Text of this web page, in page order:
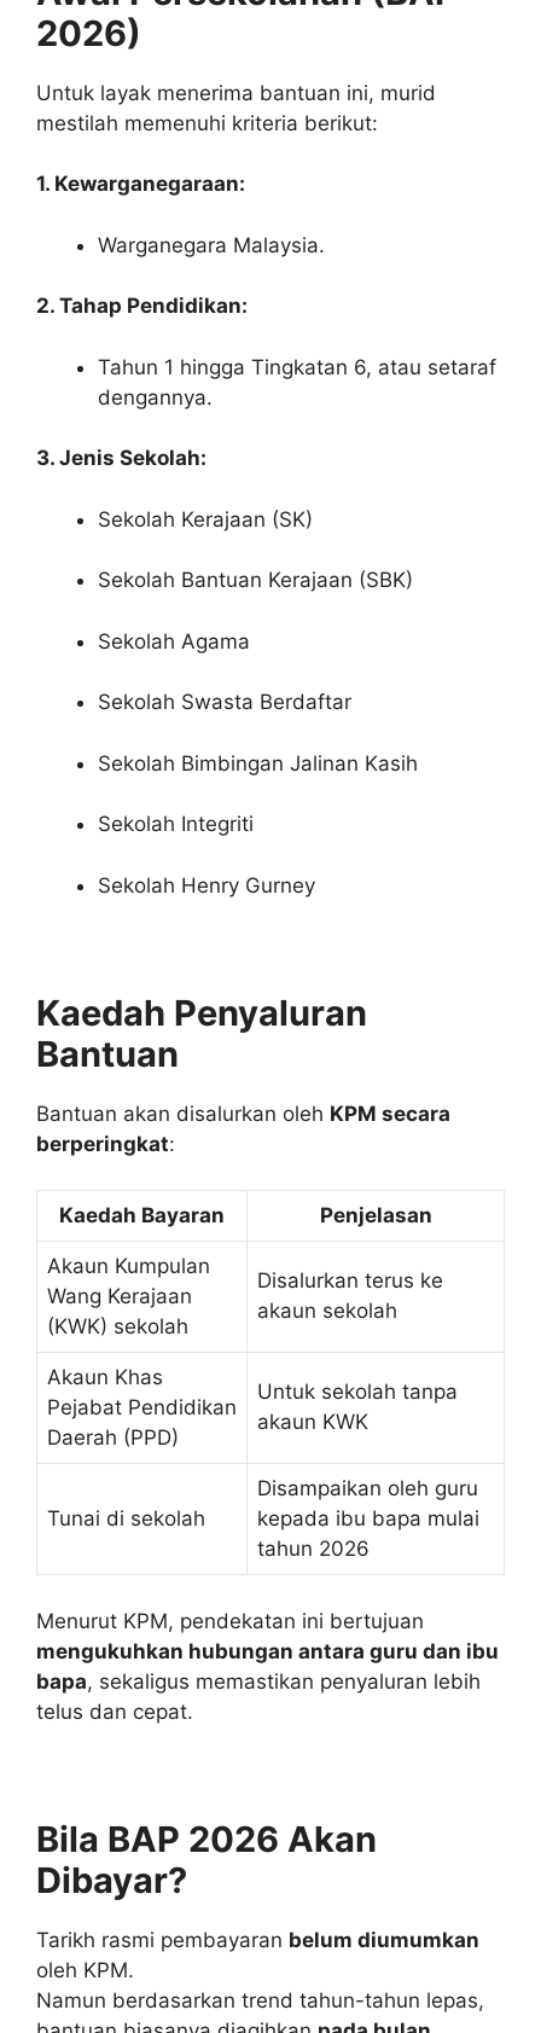
2026)
Untuk layak menerima bantuan ini, murid
mestilah memenuhi kriteria berikut:
1. Kewarganegaraan:
Warganegara Malaysia.
2. Tahap Pendidikan:
Tahun 1 hingga Tingkatan 6, atau setaraf
dengannya.
3. Jenis Sekolah:
Sekolah Kerajaan (SK)
Sekolah Bantuan Kerajaan (SBK)
Sekolah Agama
Sekolah Swasta Berdaftar
Sekolah Bimbingan Jalinan Kasih
Sekolah Integriti
Sekolah Henry Gurney
Kaedah Penyaluran
Bantuan
Bantuan akan disalurkan oleh KPM secara
berperingkat:
Kaedah Bayaran Penjelasan
Akaun Kumpulan
Wang Kerajaan
(KWK) sekolah
Disalurkan terus ke
akaun sekolah
Akaun Khas
Pejabat Pendidikan
Daerah (PPD)
Untuk sekolah tanpa
akaun KWK
Tunai di sekolah
Disampaikan oleh guru
kepada ibu bapa mulai
tahun 2026
Menurut KPM, pendekatan ini bertujuan
mengukuhkan hubungan antara guru dan ibu
bapa, sekaligus memastikan penyaluran lebih
telus dan cepat.
Bila BAP 2026 Akan
Dibayar?
Tarikh rasmi pembayaran belum diumumkan
oleh KPM.
Namun berdasarkan trend tahun-tahun lepas,